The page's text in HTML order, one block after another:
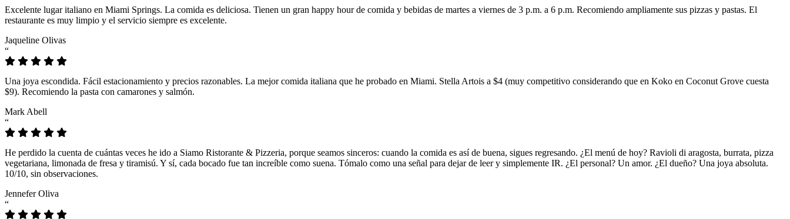
Excelente lugar italiano en Miami Springs. La comida es deliciosa. Tienen un gran happy hour de comida y bebidas de martes a viernes de 3 p.m. a 6 p.m. Recomiendo ampliamente sus pizzas y pastas. El
restaurante es muy limpio y el servicio siempre es excelente.
Jaqueline Olivas
“
Una joya escondida. Fácil estacionamiento y precios razonables. La mejor comida italiana que he probado en Miami. Stella Artois a $4 (muy competitivo considerando que en Koko en Coconut Grove cuesta
$9). Recomiendo la pasta con camarones y salmón.
Mark Abell
“
He perdido la cuenta de cuántas veces he ido a Siamo Ristorante & Pizzeria, porque seamos sinceros: cuando la comida es así de buena, sigues regresando. ¿El menú de hoy? Ravioli di aragosta, burrata, pizza
vegetariana, limonada de fresa y tiramisú. Y sí, cada bocado fue tan increíble como suena. Tómalo como una señal para dejar de leer y simplemente IR. ¿El personal? Un amor. ¿El dueño? Una joya absoluta.
10/10, sin observaciones.
Jennefer Oliva
“